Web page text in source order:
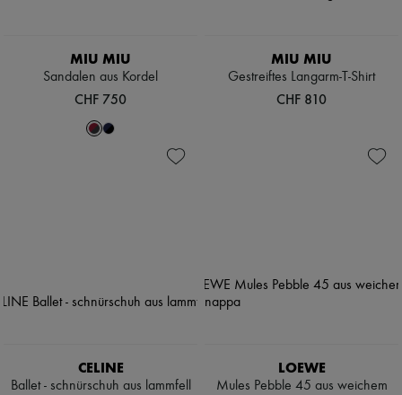
MIU MIU
Sandalen aus Kordel
CHF 750
MIU MIU
Gestreiftes Langarm-T-Shirt
CHF 810
CELINE
Ballet - schnürschuh aus lammfell
LOEWE
Mules Pebble 45 aus weichem